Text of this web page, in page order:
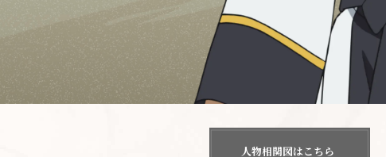
人物相関図はこちら